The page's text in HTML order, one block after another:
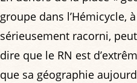
groupe dans l’Hémicycle,
sérieusement racorni,
dire que le RN est
que sa géographie